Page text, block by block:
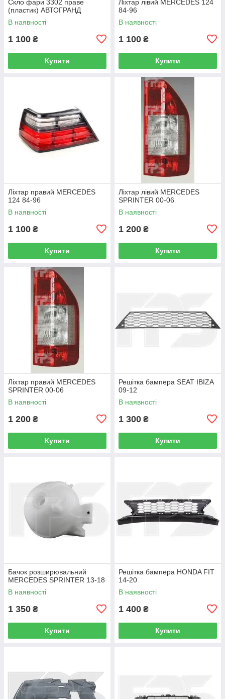
Скло фари 3302 праве
(пластик) АВТОГРАНД
В наявності
1 100 ₴
Купити
Ліхтар лівий MERCEDES 124
84-96
В наявності
1 100 ₴
Купити
Ліхтар правий MERCEDES
124 84-96
В наявності
1 100 ₴
Купити
Ліхтар лівий MERCEDES
SPRINTER 00-06
В наявності
1 200 ₴
Купити
Ліхтар правий MERCEDES
SPRINTER 00-06
В наявності
1 200 ₴
Купити
Решітка бампера SEAT IBIZA
09-12
В наявності
1 300 ₴
Купити
Бачок розширювальний
MERCEDES SPRINTER 13-18
В наявності
1 350 ₴
Купити
Решітка бампера HONDA FIT
14-20
В наявності
1 400 ₴
Купити